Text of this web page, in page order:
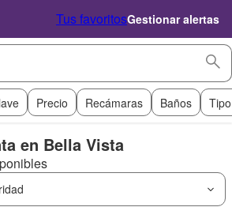
Tus favoritosGestionar alertas
Precio Recámaras Baños
en Bella Vista